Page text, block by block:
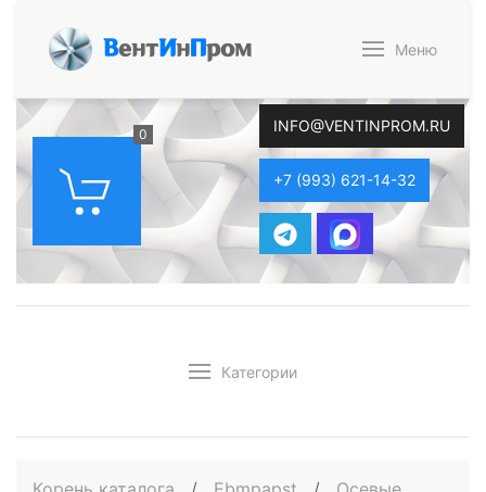
ВентИнПром Меню
0 INFO@VENTINPROM.RU
+7 (993) 621-14-32
Категории